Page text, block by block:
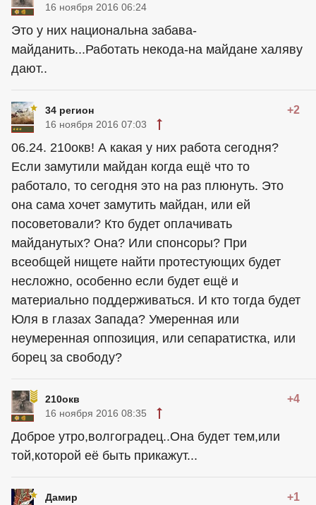
16 ноября 2016 06:24
Это у них национальна забава-
майданить...Работать некода-на майдане халяву
дают..
34 регион +2
16 ноября 2016 07:03
06.24. 210окв! А какая у них работа сегодня?
Если замутили майдан когда ещё что то
работало, то сегодня это на раз плюнуть. Это
она сама хочет замутить майдан, или ей
посоветовали? Кто будет оплачивать
майданутых? Она? Или спонсоры? При
всеобщей нищете найти протестующих будет
несложно, особенно если будет ещё и
материально поддерживаться. И кто тогда будет
Юля в глазах Запада? Умеренная или
неумеренная оппозиция, или сепаратистка, или
борец за свободу?
210окв +4
16 ноября 2016 08:35
Доброе утро,волгоградец..Она будет тем,или
той,которой её быть прикажут...
Дамир +1